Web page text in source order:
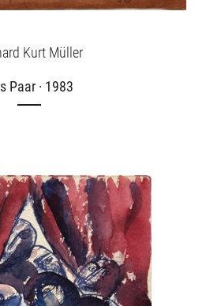
Kurt Müller
Paar · 1983